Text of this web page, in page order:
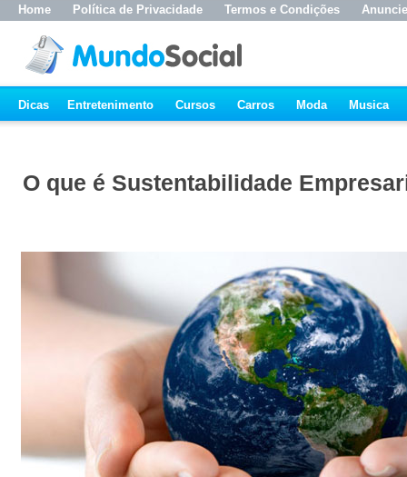
Home Política de Privacidade Termos e Condições Anuncie
Dicas Entretenimento Cursos Carros Moda Musica
O que é Sustentabilidade